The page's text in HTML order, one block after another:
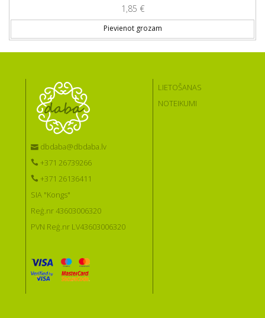
1,85 €
Pievienot grozam
dbdaba@dbdaba.lv
+371 26739266
+371 26136411
SIA "Kongs"
Reģ.nr 43603006320
PVN Reģ.nr LV43603006320
LIETOŠANAS
NOTEIKUMI